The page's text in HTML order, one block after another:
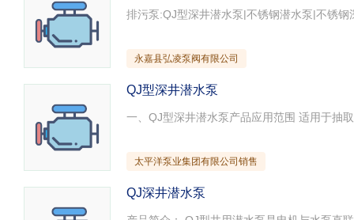
永嘉县弘凌泵阀有限公司
QJ型深井潜水泵
太平洋泵业集团有限公司销售
QJ深井潜水泵